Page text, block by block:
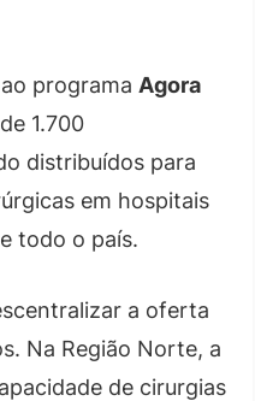
programa Agora
1.700
distribuídos para
em hospitais
todo o país.
a oferta
Na Região Norte, a
de cirurgias